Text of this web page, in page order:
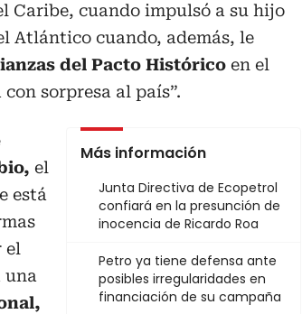
Caribe, cuando impulsó a su hijo
Atlántico cuando, además, le
del Pacto Histórico en el
sorpresa al país”.
Más información
Junta Directiva de Ecopetrol
confiará en la presunción de
inocencia de Ricardo Roa
Petro ya tiene defensa ante
posibles irregularidades en
financiación de su campaña
el
está
el
una